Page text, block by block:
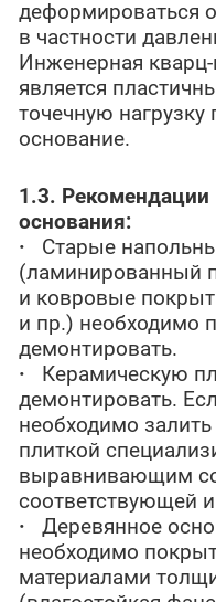
деформироваться
в частности
Инженерная
является
точечную
основание.
1.3. Рекомендации
основания:
· Старые
(ламинированный
и ковровые
и пр.) необходимо
демонтировать.
· Керамическую
демонтировать.
необходимо
плиткой
выравнивающим
соответствующей
· Деревянное
необходимо
материалами